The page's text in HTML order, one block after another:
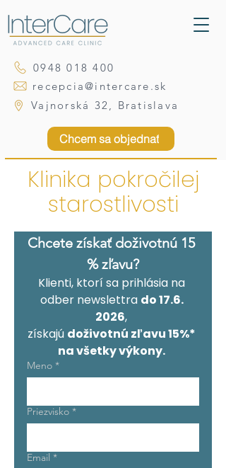
0948 018 400
recepcia@intercare.sk
Vajnorská 32, Bratislava
Chcem sa objednať
Klinika pokročilej
starostlivosti
Chcete získať doživotnú 15
% zľavu?
Klienti, ktorí sa prihlásia na
odber newslettra do 17.6.
2026
získajú doživotnú zľavu 15%*
Meno *
Priezvisko *
Email *